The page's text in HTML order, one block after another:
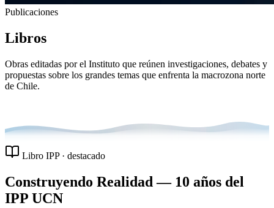
Publicaciones
Libros
Obras editadas por el Instituto que reúnen investigaciones, debates y
propuestas sobre los grandes temas que enfrenta la macrozona norte
de Chile.
Libro IPP · destacado
Construyendo Realidad — 10 años del
IPP UCN